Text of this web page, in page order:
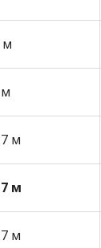
м
м
м
м